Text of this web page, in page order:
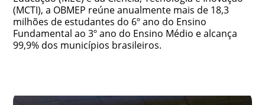
(MCTI), a OBMEP reúne anualmente mais de 18,3
milhões de estudantes do 6º ano do Ensino
Fundamental ao 3º ano do Ensino Médio e alcança
99,9% dos municípios brasileiros.